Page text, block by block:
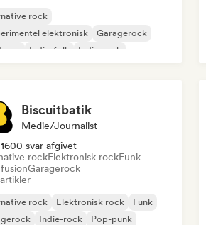
rock
elektronisk
Garagerock
Indie-folk
Indie-rock
Biscuitbatik
Medie/journalist
svar afgivet
rockElektronisk rockFunk
Garagerock
rock Elektronisk rock
Funk
Indie-rock Pop-punk